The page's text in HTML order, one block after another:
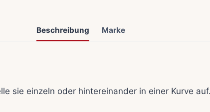
Beschreibung Marke
sie einzeln oder hintereinander in einer Kurve